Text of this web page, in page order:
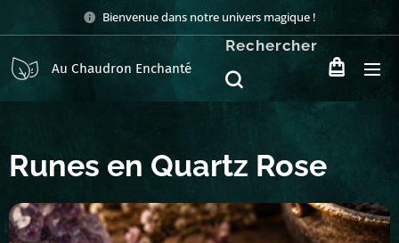
Bienvenue dans notre univers magique !
Au Chaudron Enchanté
Rechercher
Runes en Quartz Rose